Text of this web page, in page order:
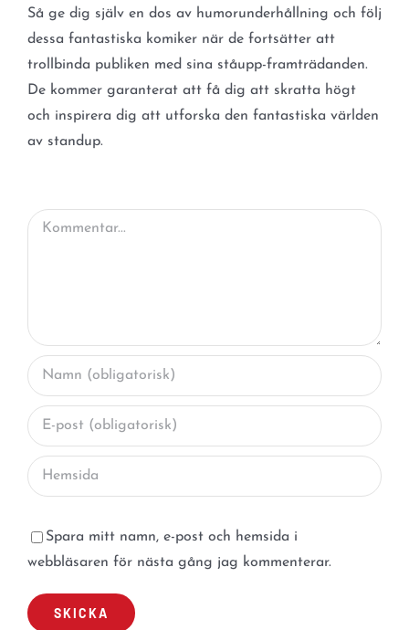
Så ge dig själv en dos av humorunderhållning och följ
dessa fantastiska komiker när de fortsätter att
trollbinda publiken med sina ståupp-framträdanden.
De kommer garanterat att få dig att skratta högt
och inspirera dig att utforska den fantastiska världen
av standup.
Kommentar
Spara mitt namn, e-post och hemsida i
webbläsaren för nästa gång jag kommenterar.